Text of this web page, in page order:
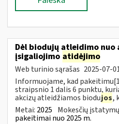
Dėl biodujų atleidimo nuo
įsigaliojimo atidėjimo
Web turinio sąrašas 2025-07-
Informuojame, kad
straipsnio 1 dalis 6 punktu,
akcizų atleidžiamos biodujos,
Metai: 2025 Mokesčių
pakeitimai nuo 2025 m.